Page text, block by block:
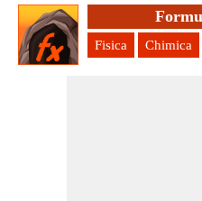
Fisica Chimica